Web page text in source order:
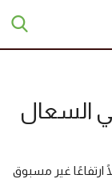
السعال
ارتفاعًا غير مسبوق